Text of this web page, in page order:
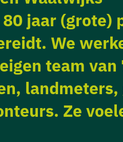
jaar (grote)
We
team van
Ze